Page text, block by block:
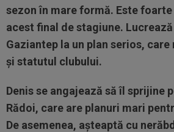
sezon în mare formă. Este
acest final de stagiune.
Gaziantep la un plan serios,
și statutul clubului.
Denis se angajează să îl sprijine
Rădoi, care are planuri mari
De asemenea, așteaptă cu